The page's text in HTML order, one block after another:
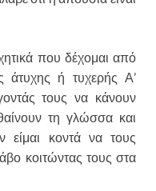
που δέχομαι από
άτυχης ή τυχερής Α’
τους να κάνουν
τη γλώσσα και
είμαι κοντά να τους
κοιτώντας τους στα